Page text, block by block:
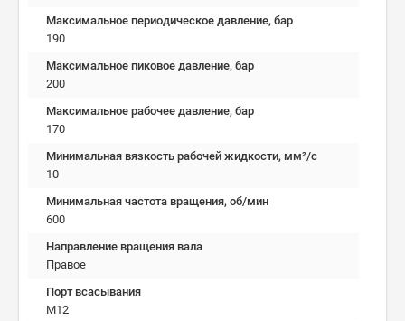
Максимальное периодическое давление, бар
190
Максимальное пиковое давление, бар
200
Максимальное рабочее давление, бар
170
Минимальная вязкость рабочей жидкости, мм²/c
10
Минимальная частота вращения, об/мин
600
Направление вращения вала
Правое
Порт всасывания
M12